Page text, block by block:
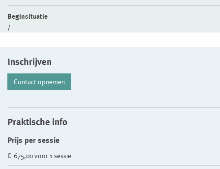
Beginsituatie
/
Inschrijven
Contact opnemen
Praktische info
Prijs per sessie
€ 675,00 voor 1 sessie